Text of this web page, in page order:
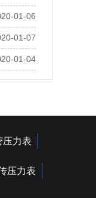
01-06
01-07
01-04
压力表
压力表